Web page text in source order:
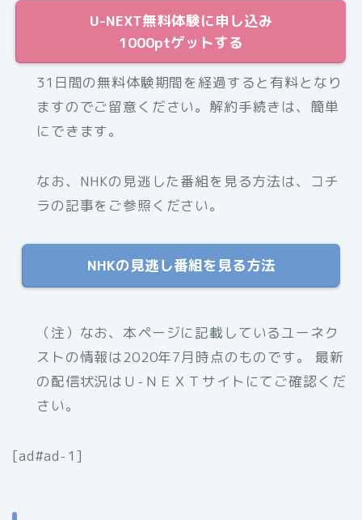
U-NEXT無料体験に申し込み
1000ptゲットする
31日間の無料体験期間を経過すると有料となり
ますのでご留意ください。解約手続きは、簡単
にできます。
なお、NHKの見逃した番組を見る方法は、コチ
ラの記事をご参照ください。
NHKの見逃し番組を見る方法
（注）なお、本ページに記載しているユーネク
ストの情報は2020年7月時点のものです。 最新
の配信状況はＵ-ＮＥＸＴサイトにてご確認くだ
さい。
[ad#ad-1]